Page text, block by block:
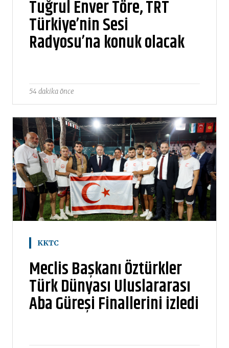
Tuğrul Enver Töre, TRT
Türkiye’nin Sesi
Radyosu’na konuk olacak
54 dakika önce
KKTC
Meclis Başkanı Öztürkler
Türk Dünyası Uluslararası
Aba Güreşi Finallerini izledi